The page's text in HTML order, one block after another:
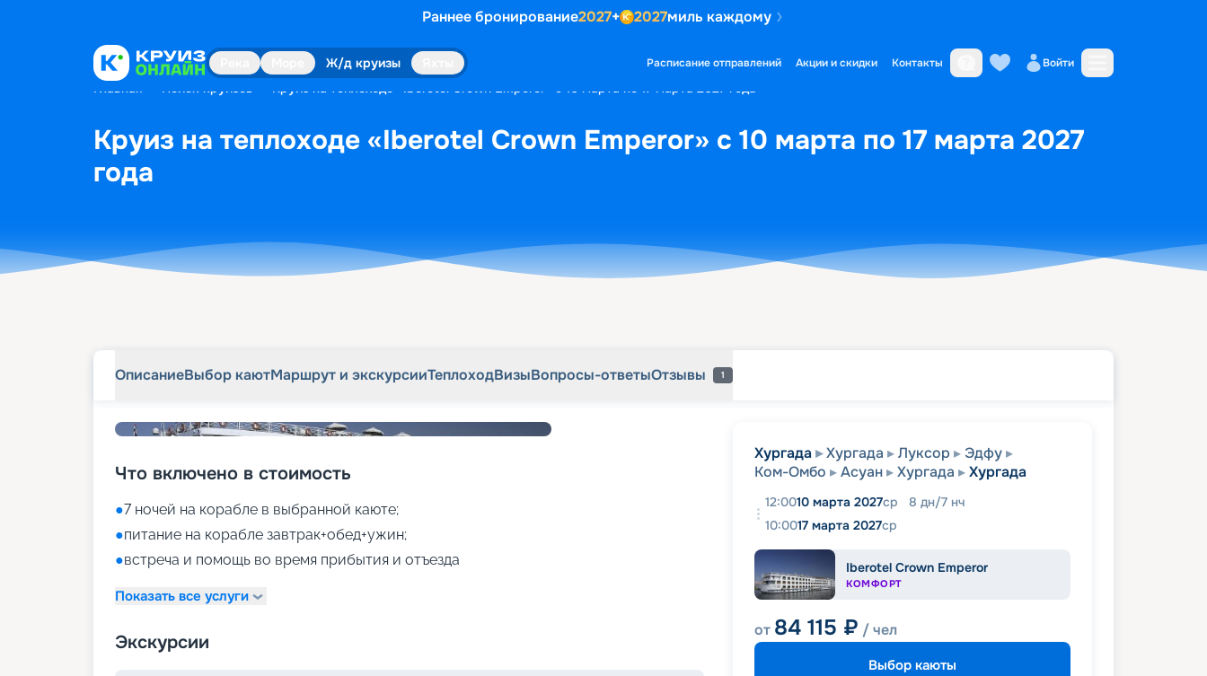
Раннее бронирование2027+ 2027миль каждому
Ж/д круизы Расписание отправлений Акции и скидки Контакты Войти
Главная Поиск круизов Круиз на теплоходе «Iberotel Crown Emperor» с 10 марта по 17 марта 2027 года
Круиз на теплоходе «Iberotel Crown Emperor» с 10 марта по 17 марта 2027
года
ОписаниеВыбор каютМаршрут и экскурсииТеплоходВизыВопросы-ответыОтзывы 1
Что включено в стоимость
●7 ночей на корабле в выбранной каюте;
●питание на корабле завтрак+обед+ужин;
●встреча и помощь во время прибытия и отъезда
Показать все услуги
Экскурсии
Хургада Хургада Луксор
Эдфу
Ком-Омбо
Асуан Хургада Хургада
12:0010 марта 2027ср 8 дн/7 нч
10:0017 марта 2027ср
Iberotel Crown Emperor
КОМФОРТ
от 84 115 ₽ / чел
Выбор каюты